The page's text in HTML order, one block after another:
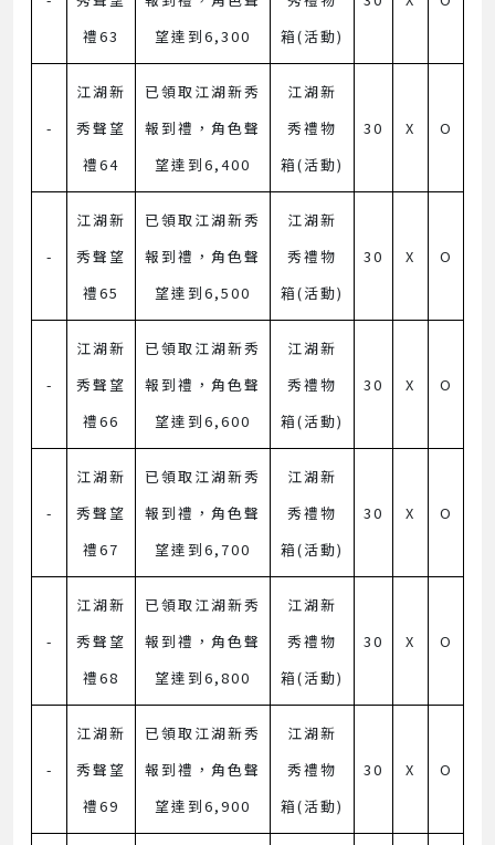
禮63
望達到6,300
箱(活動)
-
江湖新
秀聲望
禮64
已領取江湖新秀
報到禮，角色聲
望達到6,400
江湖新
秀禮物
箱(活動)
30 X O
-
江湖新
秀聲望
禮65
已領取江湖新秀
報到禮，角色聲
望達到6,500
江湖新
秀禮物
箱(活動)
30 X O
-
江湖新
秀聲望
禮66
已領取江湖新秀
報到禮，角色聲
望達到6,600
江湖新
秀禮物
箱(活動)
30 X O
-
江湖新
秀聲望
禮67
已領取江湖新秀
報到禮，角色聲
望達到6,700
江湖新
秀禮物
箱(活動)
30 X O
-
江湖新
秀聲望
禮68
已領取江湖新秀
報到禮，角色聲
望達到6,800
江湖新
秀禮物
箱(活動)
30 X O
-
江湖新
秀聲望
禮69
已領取江湖新秀
報到禮，角色聲
望達到6,900
江湖新
秀禮物
箱(活動)
30 X O